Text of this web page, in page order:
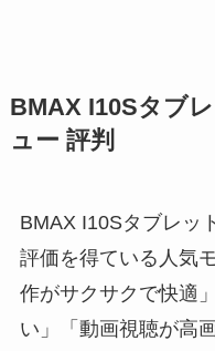
BMAX I10Sタブ
ュー 評判
BMAX I10Sタブレッ
評価を得ている人気
作がサクサクで快適
い」「動画視聴が高